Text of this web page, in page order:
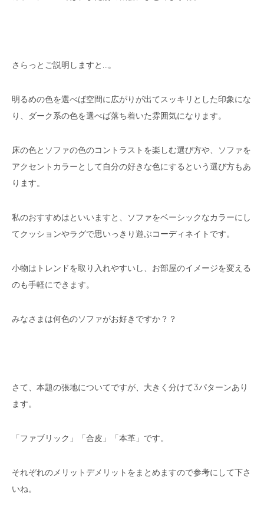
さらっとご説明しますと…。
明るめの色を選べば空間に広がりが出てスッキリとした印象にな
り、ダーク系の色を選べば落ち着いた雰囲気になります。
床の色とソファの色のコントラストを楽しむ選び方や、ソファを
アクセントカラーとして自分の好きな色にするという選び方もあ
ります。
私のおすすめはといいますと、ソファをベーシックなカラーにし
てクッションやラグで思いっきり遊ぶコーディネイトです。
小物はトレンドを取り入れやすいし、お部屋のイメージを変える
のも手軽にできます。
みなさまは何色のソファがお好きですか？？
さて、本題の張地についてですが、大きく分けて3パターンあり
ます。
「ファブリック」「合皮」「本革」です。
それぞれのメリットデメリットをまとめますので参考にして下さ
いね。